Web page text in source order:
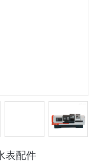
表配件